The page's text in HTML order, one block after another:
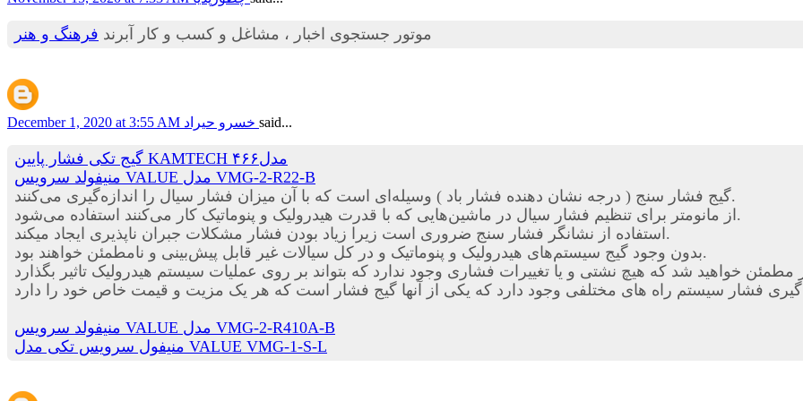
موتور جستجوی اخبار ، مشاغل و کسب و کار آبرند فرهنگ و هنر
December 1, 2020 at 3:55 AM said...
گیج تکی فشار پایین KAMTECH مدل۴۶۶
منیفولد سرویس VALUE مدل VMG-2-R22-B
گیج فشار سنج ( درجه نشان دهنده فشار باد ) وسیله‌ای است که با آن میزان فشار سیال را اندازه‌گیری می‌کنند.
از مانومتر برای تنظیم فشار سیال در ماشین‌هایی که با قدرت هیدرولیک و پنوماتیک کار می‌کنند استفاده می‌شود.
استفاده از نشانگر فشار سنج ضروری است زیرا زیاد بودن فشار مشکلات جبران ناپذیری ایجاد میکند.
بدون وجود گیج سیستم‌های هیدرولیک و پنوماتیک و در کل سیالات غیر قابل پیش‌بینی و نامطمئن خواهند بود.
منیفولد سرویس VALUE مدل VMG-2-R410A-B
منیفول سرویس تکی مدل VALUE VMG-1-S-L